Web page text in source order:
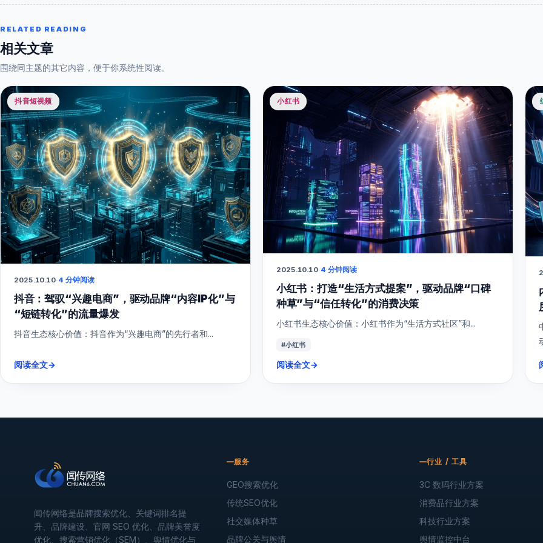
RELATED READING
相关文章
围绕同主题的其它内容，便于你系统性阅读。
抖音短视频
2025.10.10·4 分钟阅读
抖音：驾驭“兴趣电商”，驱动品牌“内容IP化”与
“短链转化”的流量爆发
抖音生态核心价值：抖音作为“兴趣电商”的先行者和...
阅读全文→
小红书
2025.10.10·4 分钟阅读
小红书：打造“生活方式提案”，驱动品牌“口碑
种草”与“信任转化”的消费决策
小红书生态核心价值：小红书作为“生活方式社区”和...
#小红书
阅读全文→
闻传网络是品牌搜索优化、关键词排名提
升、品牌建设、官网 SEO 优化、品牌美誉度
优化、搜索营销优化（SEM）、舆情优化与
服务
GEO搜索优化
传统SEO优化
社交媒体种草
品牌公关与舆情
行业 / 工具
3C 数码行业方案
消费品行业方案
科技行业方案
舆情监控中台